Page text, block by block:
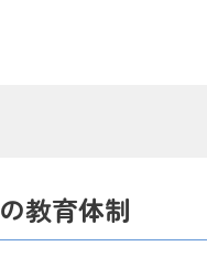
教育体制